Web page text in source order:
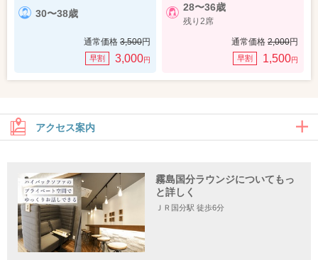
30〜38歳
通常価格 3,500円
早割 3,000円
28〜36歳
残り2席
通常価格 2,000円
早割 1,500円
アクセス案内
住所
〒899-4332 鹿児島県霧島市国分中央３丁目１２−１センタービル１
霧島国分ラウンジについてもっ
と詳しく
ＪＲ国分駅 徒歩6分